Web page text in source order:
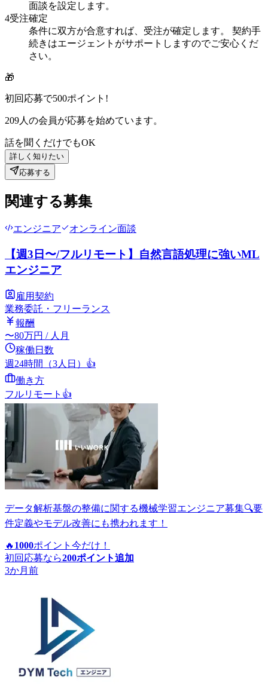
面談を設定します。
4受注確定
条件に双方が合意すれば、受注が確定します。 契約手
続きはエージェントがサポートしますのでご安心くだ
さい。
🎁
初回応募で500ポイント!
209人の会員が応募を始めています。
話を聞くだけでもOK
詳しく知りたい
応募する
関連する募集
エンジニア オンライン面談
【週3日〜/フルリモート】自然言語処理に強いML
エンジニア
雇用契約
業務委託・フリーランス
報酬
〜80万円 / 人月
稼働日数
週24時間（3人日） 👍
働き方
フルリモート 👍
データ解析基盤の整備に関する機械学習エンジニア募集🔍要
件定義やモデル改善にも携われます！
🔥 1000ポイント 今だけ！
初回応募なら200ポイント追加
3か月前